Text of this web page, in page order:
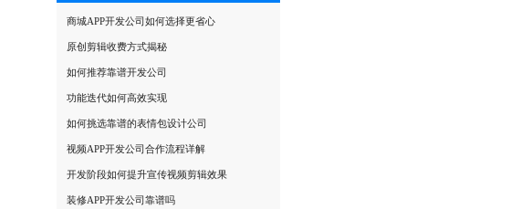
商城APP开发公司如何选择更省心
原创剪辑收费方式揭秘
如何推荐靠谱开发公司
功能迭代如何高效实现
如何挑选靠谱的表情包设计公司
视频APP开发公司合作流程详解
开发阶段如何提升宣传视频剪辑效果
装修APP开发公司靠谱吗